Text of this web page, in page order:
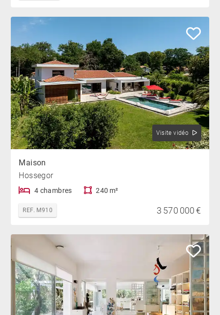
Visite vidéo
Maison
Hossegor
4 chambres 240 m²
REF. M910 3 570 000 €